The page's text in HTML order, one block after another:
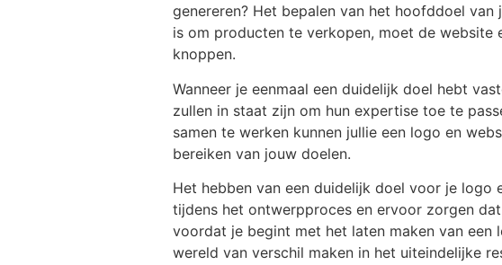
genereren? Het bepalen van het hoofddoel
is om producten te verkopen, moet de
knoppen.
Wanneer je eenmaal een duidelijk doel hebt
zullen in staat zijn om hun expertise toe te
samen te werken kunnen jullie een logo en
bereiken van jouw doelen.
Het hebben van een duidelijk doel voor je
tijdens het ontwerpproces en ervoor zorgen
voordat je begint met het laten maken van
wereld van verschil maken in het uiteindelijke